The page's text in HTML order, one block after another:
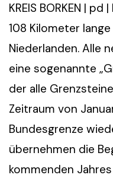
KREIS BORKEN |
108 Kilometer
Niederlanden. Alle
eine sogenannte
der alle
Zeitraum von
Bundesgrenze
übernehmen die
kommenden